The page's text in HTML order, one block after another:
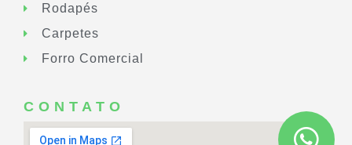
Rodapés
Carpetes
Forro Comercial
CONTATO